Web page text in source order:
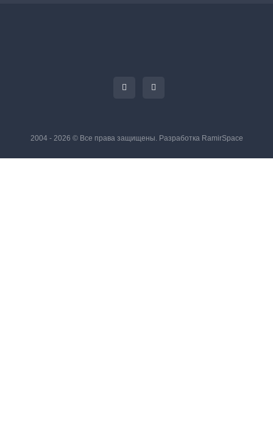
2004 - 2026 © Все права защищены. Разработка RamirSpace